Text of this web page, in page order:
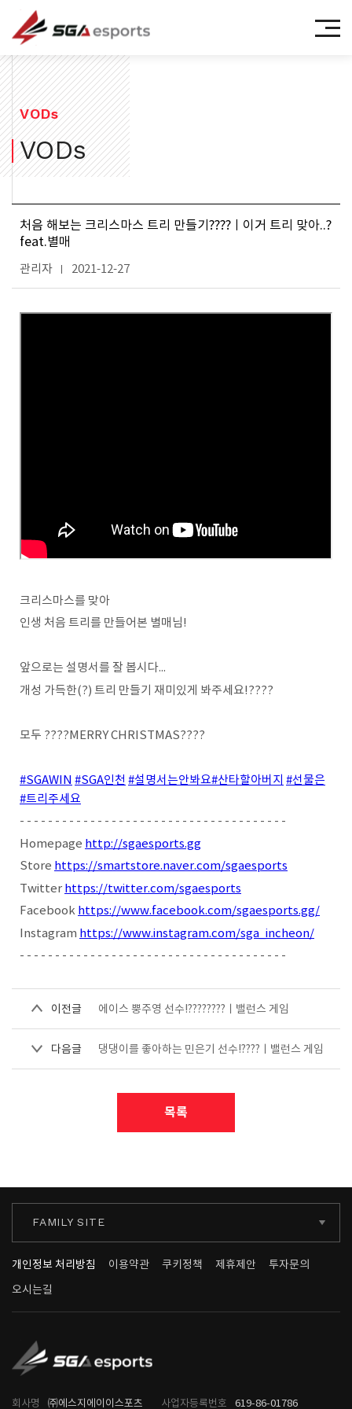
㈜에스지에이이스포츠
VODs
VODs
처음 해보는 크리스마스 트리 만들기????ㅣ이거 트리 맞아..?
feat.별매
관리자 2021-12-27
크리스마스를 맞아
인생 처음 트리를 만들어본 별매님!
앞으로는 설명서를 잘 봅시다...
개성 가득한(?) 트리 만들기 재미있게 봐주세요!????
모두 ????MERRY CHRISTMAS????
#SGAWIN #SGA인천 #설명서는안봐요#산타할아버지 #선물은
#트리주세요
- - - - - - - - - - - - - - - - - - - - - - - - - - - - - - - - - - - - - -
Homepage http://sgaesports.gg
Store https://smartstore.naver.com/sgaesports
Twitter https://twitter.com/sgaesports
Facebook https://www.facebook.com/sgaesports.gg/
Instagram https://www.instagram.com/sga_incheon/
- - - - - - - - - - - - - - - - - - - - - - - - - - - - - - - - - - - - - -
이전글 에이스 뿡주영 선수!????????ㅣ밸런스 게임
다음글 댕댕이를 좋아하는 민은기 선수!????ㅣ밸런스 게임
목록
FAMILY SITE
개인정보 처리방침 이용약관 쿠키정책 제휴제안
투자문의
오시는길
회사명 ㈜에스지에이이스포츠 사업자등록번호 619-86-01786